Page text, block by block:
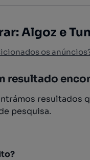
Algoz e
os
resultado
resultados
pesquisa.